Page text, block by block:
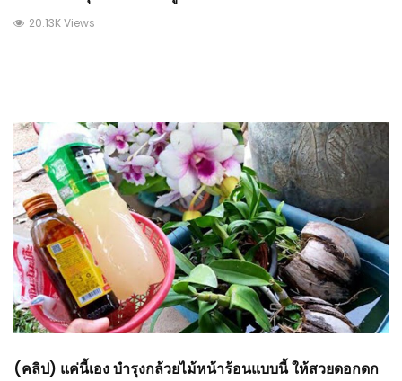
20.13K Views
(คลิป) แค่นี้เอง บำรุงกล้วยไม้หน้าร้อนแบบนี้ ให้สวยดอกดก